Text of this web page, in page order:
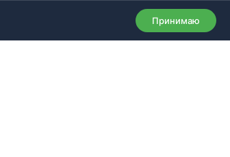
Принимаю